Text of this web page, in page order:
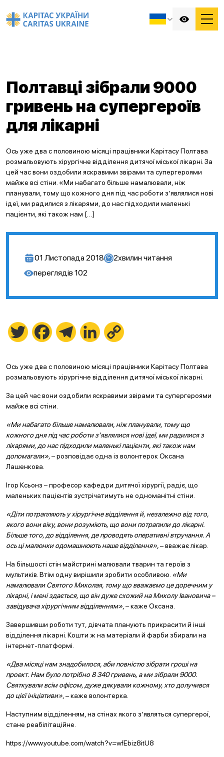
Полтавці зібрали 9000
гривень на супергероїв
для лікарні
Ось уже два с половиною місяці працівники Карітасу Полтава
розмальовують хірургічне відділення дитячої міської лікарні. За
цей час вони оздобили яскравими звірами та супергероями
майже всі стіни. «Ми набагато більше намалювали, ніж
планували, тому що кожного дня під час роботи з’являлися нові
ідеї, ми радилися з лікарями, до нас підходили маленькі
пацієнти, які також нам […]
01 Листопада 2018 2хвилин читання
переглядів 102
Twitter FacebookTelegramLinkedIn
Ось уже два с половиною місяці працівники Карітасу Полтава
розмальовують хірургічне відділення дитячої міської лікарні.
За цей час вони оздобили яскравими звірами та супергероями
майже всі стіни.
«Ми набагато більше намалювали, ніж планували, тому що
кожного дня під час роботи з’являлися нові ідеї, ми радилися з
лікарями, до нас підходили маленькі пацієнти, які також нам
допомагали»,– розповідає одна із волонтерок Оксана
Лашенкова.
Ігор Ксьонз – професор кафедри дитячої хірургії, радіє, що
маленьких пацієнтів зустрічатимуть не одноманітні стіни.
«Діти потрапляють у хірургічне відділення й, незалежно від того,
якого вони віку, вони розуміють, що вони потрапили до лікарні.
Більше того, до відділення, де проводять оперативні втручання. А
ось ці малюнки одомашнюють наше відділення»,– вважає лікар.
На більшості стін майстрині малювали тварин та героїв з
мультиків. Втім одну вирішили зробити особливою. «Ми
намалювали Святого Миколая, тому що вважаємо це доречним у
лікарні, і мені здається, що він дуже схожий на Миколу Івановича–
завідувача хірургічним відділенням» , – каже Оксана.
Завершивши роботи тут, дівчата планують прикрасити й інші
відділення лікарні. Кошти ж на матеріали й фарби збирали на
інтернет-платформі.
«Два місяці нам знадобилося, аби повністю зібрати гроші на
проект. Нам було потрібно 8 340 гривень, а ми зібрали 9000.
Святкували всім офісом, дуже дякували кожному, хто долучився
до цієї ініціативи» , – каже волонтерка.
Наступним відділенням, на стінах якого з’являться супергерої,
стане реабілітаційне.
https://www.youtube.com/watch?v=wfEbiz8itU8